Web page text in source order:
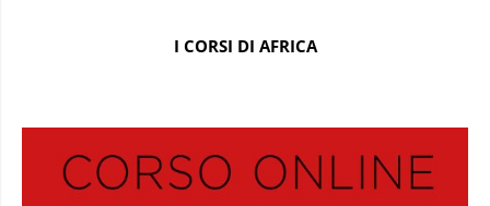
I CORSI DI AFRICA